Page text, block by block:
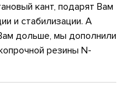
кант, подарят Вам
и стабилизации. А
дольше, мы дополнили
резины N-